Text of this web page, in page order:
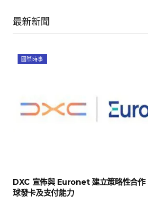
最新新聞
國際時事
DXC 宣佈與 Euronet 建立策略性合作
球發卡及支付能力